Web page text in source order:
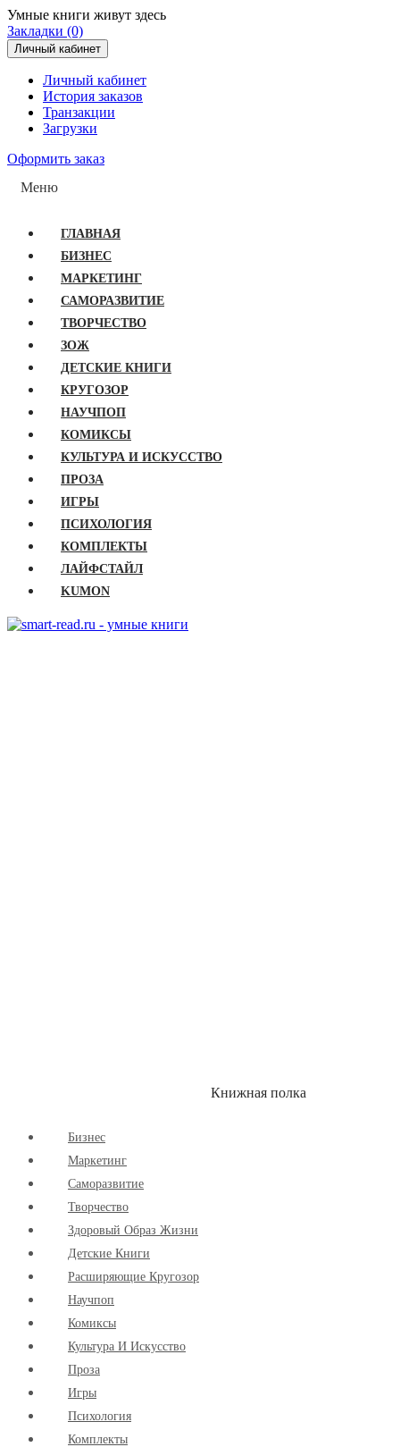
Умные книги живут здесь
Закладки (0)
Личный кабинет
Личный кабинет
История заказов
Транзакции
Загрузки
Оформить заказ
Меню
ГЛАВНАЯ
БИЗНЕС
МАРКЕТИНГ
САМОРАЗВИТИЕ
ТВОРЧЕСТВО
ЗОЖ
ДЕТСКИЕ КНИГИ
КРУГОЗОР
НАУЧПОП
КОМИКСЫ
КУЛЬТУРА И ИСКУССТВО
ПРОЗА
ИГРЫ
ПСИХОЛОГИЯ
КОМПЛЕКТЫ
ЛАЙФСТАЙЛ
KUMON
Книжная полка
Бизнес
Маркетинг
Cаморазвитие
Творчество
Здоровый Образ Жизни
Детские Книги
Расширяющие Кругозор
Научпоп
Комиксы
Культура И Искусство
Проза
Игры
Психология
Комплекты